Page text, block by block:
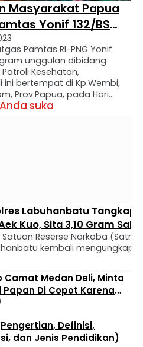
Masyarakat Papua
Yonif 132/BS
Kesehatan
Pamtas RI-PNG Yonif
unggulan dibidang
Kesehatan,
bertempat di Kp.Wembi,
Prov.Papua, pada Hari
kesehatan merupakan salah
Pamtas Yonif 132/BS
suka
Labuhanbatu Tangkap
Sita 3,10 Gram Sabu
Reserse Narkoba (Satres
kembali mengungkap
sabu di wilayah
MTS alias Tebe (34)
operasi yang digelar di
Kecamatan Aek Kuo,
Selasa (4/8/2026)
dilakukan oleh Tim
Camat Medan Deli, Minta
Papan Di Copot Karena
Warganya
Definisi,
dan Jenis Pendidikan)